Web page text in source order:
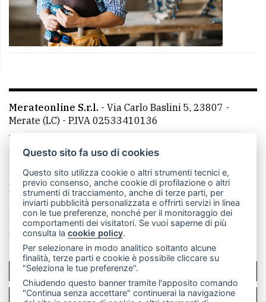
Merateonline S.r.l. - Via Carlo Baslini 5, 23807 -
Merate (LC) - P.IVA 02533410136
Telefono:
mail: redazione@merateonline.it
La redazione
CasateOnline LeccoOnline
RSS
Made by VIP
Privacy policy
Cookie policy
Rivedi le tue scelte sui cookie
SCRIVICI
PER LA TUA PUBBLICITÀ
Questo sito fa uso di cookies
Questo sito utilizza cookie o altri strumenti tecnici e,
previo consenso, anche cookie di profilazione o altri
strumenti di tracciamento, anche di terze parti, per
inviarti pubblicità personalizzata e offrirti servizi in linea
con le tue preferenze, nonché per il monitoraggio dei
comportamenti dei visitatori. Se vuoi saperne di più
consulta lacookie policy.
Per selezionare in modo analitico soltanto alcune
finalità, terze parti e cookie è possibile cliccare su
"Seleziona le tue preferenze".
Chiudendo questo banner tramite l'apposito comando
"Continua senza accettare" continuerai la navigazione